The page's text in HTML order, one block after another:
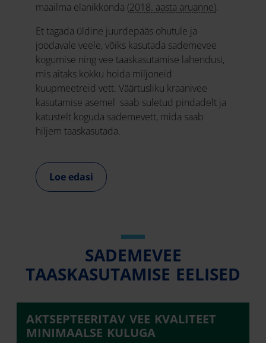
maailma elanikkonda (2018. aasta aruanne).
Et tagada üldine juurdepääs ohutule ja
joodavale veele, võiks kasutada sademevee
kogumise ning vee taaskasutamise lahendusi,
mis aitaks kokku hoida miljoneid
kuupmeetreid vett. Väärtusliku kraanivee
kasutamise asemel saab suletud pindadelt ja
katustelt koguda sademevett, mida saab
hiljem taaskasutada.
Loe edasi
SADEMEVEE
TAASKASUTAMISE EELISED
AKTSEPTEERITAV VEE KVALITEET
MINIMAALSE KULUGA